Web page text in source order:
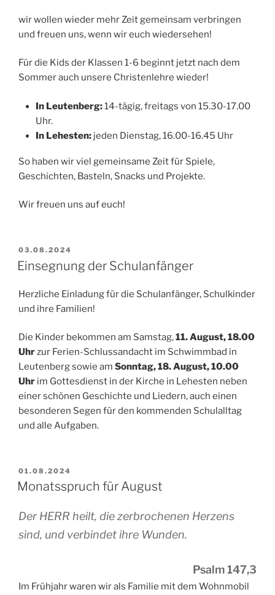
wir wollen wieder mehr Zeit gemeinsam verbringen
und freuen uns, wenn wir euch wiedersehen!
Für die Kids der Klassen 1-6 beginnt jetzt nach dem
Sommer auch unsere Christenlehre wieder!
In Leutenberg:14-tägig, freitags von 15.30-17.00
Uhr.
In Lehesten: jeden Dienstag, 16.00-16.45 Uhr
So haben wir viel gemeinsame Zeit für Spiele,
Geschichten, Basteln, Snacks und Projekte.
Wir freuen uns auf euch!
VERÖFFENTLICHT
AM
03.08.2024
Einsegnung der Schulanfänger
Herzliche Einladung für die Schulanfänger, Schulkinder
und ihre Familien!
Die Kinder bekommen am Samstag,11. August, 18.00
Uhrzur Ferien-Schlussandacht im Schwimmbad in
Leutenberg sowie am Sonntag, 18. August, 10.00
Uhr im Gottesdienst in der Kirche in Lehesten neben
einer schönen Geschichte und Liedern, auch einen
besonderen Segen für den kommenden Schulalltag
und alle Aufgaben.
VERÖFFENTLICHT
AM
01.08.2024
Monatsspruch für August
Der HERR heilt, die zerbrochenen Herzens
sind, und verbindet ihre Wunden.
Psalm 147,3
Im Frühjahr waren wir als Familie mit dem Wohnmobil